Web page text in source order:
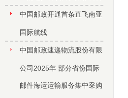
中国邮政开通首条直飞南亚
国际航线
中国邮政速递物流股份有限
公司2025年 部分省份国际
邮件海运运输服务集中采购